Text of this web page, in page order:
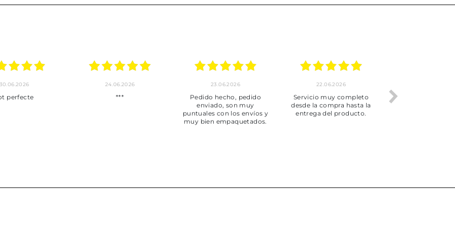
perfecte
24.06.2026
***
23.06.2026
Pedido hecho, pedido
enviado, son muy
puntuales con los envíos y
muy bien empaquetados.
22.06.2026
Servicio muy completo
desde la compra hasta la
entrega del producto.